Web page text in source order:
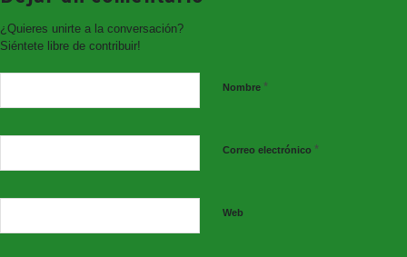
ENTRADA JUBILADOS
NIÑOS (6 A 12 AÑOS)
entrada.
¿Quieres unirte a la conversación?
Siéntete libre de contribuir!
Nombre *
Correo electrónico *
Web